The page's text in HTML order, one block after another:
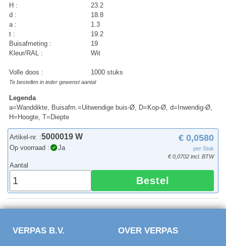
H :
23.2
d :
18.8
a :
1.3
t :
19.2
Buisafmeting :
19
Kleur/RAL :
Wit
Volle doos : 1000 stuks
Te bestellen in ieder gewenst aantal
Legenda
a=Wanddikte, Buisafm.=Uitwendige buis-Ø, D=Kop-Ø, d=Inwendig-Ø,
H=Hoogte, T=Diepte
Artikel-nr. :5000019 W
Op voorraad : Ja
€ 0,0580
per Stuk
€ 0,0702 incl. BTW
Aantal
Bestel
VERPAS B.V. OVER VERPAS